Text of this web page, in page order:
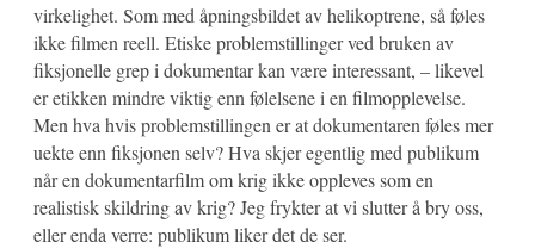
virkelighet. Som med åpningsbildet av helikoptrene, så føles
ikke filmen reell. Etiske problemstillinger ved bruken av
fiksjonelle grep i dokumentar kan være interessant, – likevel
er etikken mindre viktig enn følelsene i en filmopplevelse.
Men hva hvis problemstillingen er at dokumentaren føles mer
uekte enn fiksjonen selv? Hva skjer egentlig med publikum
når en dokumentarfilm om krig ikke oppleves som en
realistisk skildring av krig? Jeg frykter at vi slutter å bry oss,
eller enda verre: publikum liker det de ser.